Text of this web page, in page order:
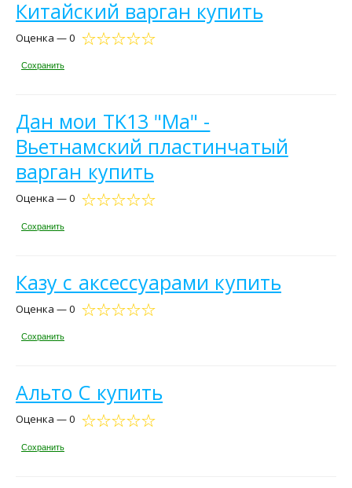
Китайский варган купить
Оценка — 0
Сохранить
Дан мои TK13 "Ма" -
Вьетнамский пластинчатый
варган купить
Оценка — 0
Сохранить
Казу с аксессуарами купить
Оценка — 0
Сохранить
Альто C купить
Оценка — 0
Сохранить